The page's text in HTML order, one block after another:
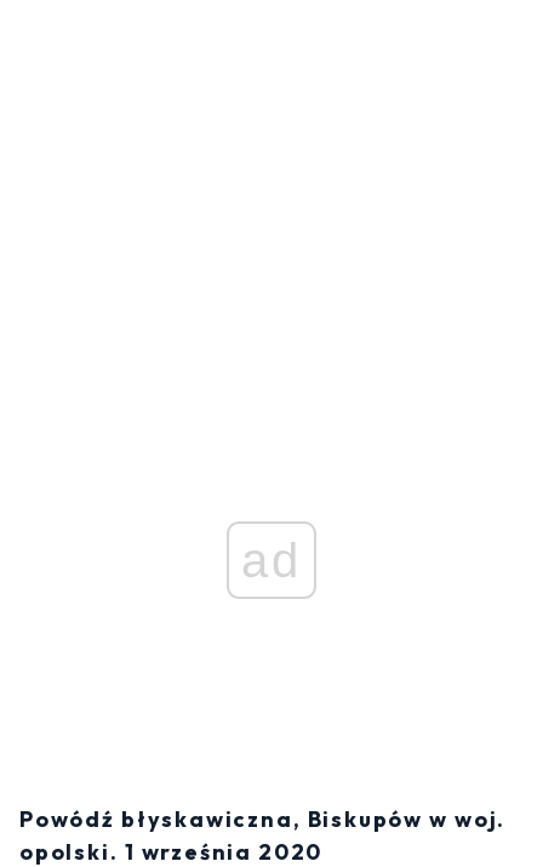
ad
Powódź błyskawiczna, Biskupów w woj.
opolski. 1 września 2020